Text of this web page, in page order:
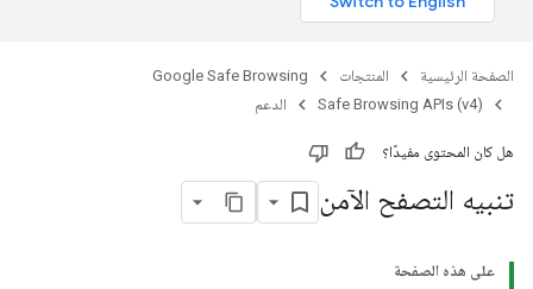
الصفحة الرئيسية المنتجات
Google Safe Browsing
Safe Browsing APIs (v4)
الدعم
هل كان المحتوى مفيدًا؟
تنبيه التصفح الآمن
على هذه الصفحة